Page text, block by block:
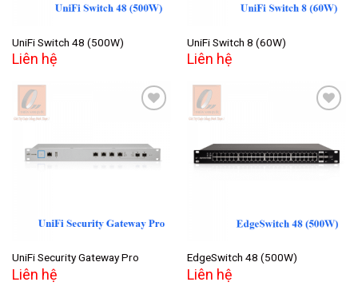
UniFi Switch 48 (500W)
Liên hệ
UniFi Switch 8 (60W)
Liên hệ
Add to
wishlist
UniFi Security Gateway Pro
Liên hệ
Add to
wishlist
EdgeSwitch 48 (500W)
Liên hệ